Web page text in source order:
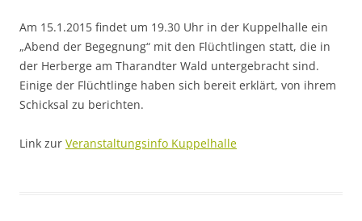
Am 15.1.2015 findet um 19.30 Uhr in der Kuppelhalle ein
„Abend der Begegnung“ mit den Flüchtlingen statt, die in
der Herberge am Tharandter Wald untergebracht sind.
Einige der Flüchtlinge haben sich bereit erklärt, von ihrem
Schicksal zu berichten.
Link zur Veranstaltungsinfo Kuppelhalle